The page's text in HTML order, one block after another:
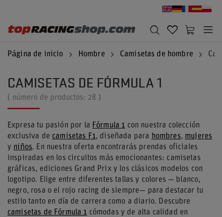
Página de inicio Hombre Camisetas de hombre
CAMISETAS DE FÓRMULA 1
( número de productos: 28 )
Expresa tu pasión por la Fórmula 1 con nuestra colección
exclusiva de camisetas F1, diseñada para hombres, mujeres
y niños. En nuestra oferta encontrarás prendas oficiales
inspiradas en los circuitos más emocionantes: camisetas
gráficas, ediciones Grand Prix y los clásicos modelos con
logotipo. Elige entre diferentes tallas y colores — blanco,
negro, rosa o el rojo racing de siempre— para destacar tu
estilo tanto en día de carrera como a diario. Descubre
camisetas de Fórmula 1 cómodas y de alta calidad en